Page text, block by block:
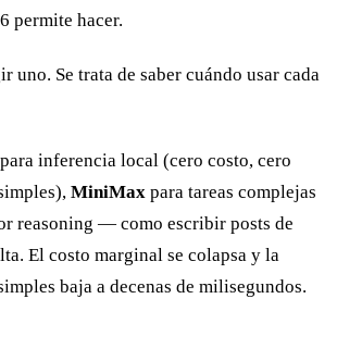
permite hacer.
uno. Se trata de saber cuándo usar cada
para inferencia local (cero costo, cero
MiniMax para tareas complejas
reasoning — como escribir posts de
El costo marginal se colapsa y la
baja a decenas de milisegundos.